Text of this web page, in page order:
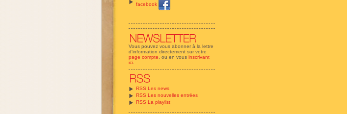
facebook
Vous pouvez vous abonner à la lettre
d'information directement sur votre
page compte , ou en vous inscrivant
ici
RSS Les news
RSS Les nouvelles entrées
RSS La playlist